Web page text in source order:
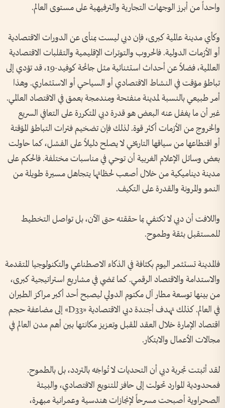
واحداً من أبرز الوجهات التجارية والترفيهية على مستوى العالم.
وكأي مدينة عالمية كبرى، فإن دبي ليست بمنأى عن الدورات الاقتصادية
أو الأزمات الدولية. فالحروب والتوترات الإقليمية والتقلبات الاقتصادية
العالمية، فضلاً عن أحداث استثنائية مثل جائحة كوفيد-19، قد تؤدي إلى
تباطؤ مؤقت في النشاط الاقتصادي أو السياحي أو الاستثماري. وهذا
أمر طبيعي بالنسبة لمدينة منفتحة ومندمجة بعمق في الاقتصاد العالمي.
غير أن ما يغفل عنه البعض هو قدرة دبي المتكررة على التعافي السريع
والخروج من الأزمات أكثر قوة. لذلك فإن تضخيم فترات التباطؤ المؤقتة
أو اقتطاعها من سياقها التاريخي لا يصلح دليلاً على الفشل، كما حاولت
بعض وسائل الإعلام الغربية أن توحي في مناسبات مختلفة. فالحكم على
مدينة ديناميكية من خلال أصعب لحظاتها يتجاهل مسيرة طويلة من
النمو والمرونة والقدرة على التكيف.
واللافت أن دبي لا تكتفي بما حققته حتى الآن، بل تواصل التخطيط
للمستقبل بثقة وطموح.
فالمدينة تستثمر اليوم بكثافة في الذكاء الاصطناعي والتكنولوجيا المتقدمة
والاستدامة والاقتصاد الرقمي. كما تمضي في مشاريع استراتيجية كبرى،
من بينها توسعة مطار آل مكتوم الدولي ليصبح أحد أكبر مراكز الطيران
في العالم. كذلك تهدف أجندة دبي الاقتصادية «D33» إلى مضاعفة حجم
اقتصاد الإمارة خلال العقد المقبل وتعزيز مكانتها بين أهم مدن العالم في
مجالات الأعمال والابتكار.
لقد أثبتت تجربة دبي أن التحديات لا تُواجَه بالتردد، بل بالطموح.
فمحدودية الموارد تحولت إلى حافز للتنويع الاقتصادي، والبيئة
الصحراوية أصبحت مسرحاً لإنجازات هندسية وعمرانية مبهرة،